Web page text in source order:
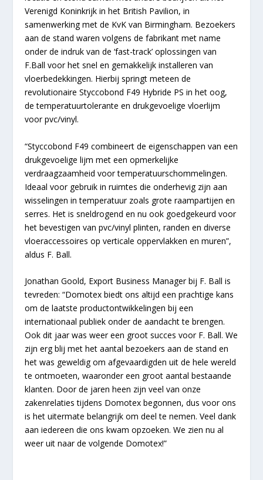
Verenigd Koninkrijk in het British Pavilion, in
samenwerking met de KvK van Birmingham. Bezoekers
aan de stand waren volgens de fabrikant met name
onder de indruk van de ‘fast-track’ oplossingen van
F.Ball voor het snel en gemakkelijk installeren van
vloerbedekkingen. Hierbij springt meteen de
revolutionaire Styccobond F49 Hybride PS in het oog,
de temperatuurtolerante en drukgevoelige vloerlijm
voor pvc/vinyl.
“Styccobond F49 combineert de eigenschappen van een
drukgevoelige lijm met een opmerkelijke
verdraagzaamheid voor temperatuurschommelingen.
Ideaal voor gebruik in ruimtes die onderhevig zijn aan
wisselingen in temperatuur zoals grote raampartijen en
serres. Het is sneldrogend en nu ook goedgekeurd voor
het bevestigen van pvc/vinyl plinten, randen en diverse
vloeraccessoires op verticale oppervlakken en muren”,
aldus F. Ball.
Jonathan Goold, Export Business Manager bij F. Ball is
tevreden: “Domotex biedt ons altijd een prachtige kans
om de laatste productontwikkelingen bij een
internationaal publiek onder de aandacht te brengen.
Ook dit jaar was weer een groot succes voor F. Ball. We
zijn erg blij met het aantal bezoekers aan de stand en
het was geweldig om afgevaardigden uit de hele wereld
te ontmoeten, waaronder een groot aantal bestaande
klanten. Door de jaren heen zijn veel van onze
zakenrelaties tijdens Domotex begonnen, dus voor ons
is het uitermate belangrijk om deel te nemen. Veel dank
aan iedereen die ons kwam opzoeken. We zien nu al
weer uit naar de volgende Domotex!”